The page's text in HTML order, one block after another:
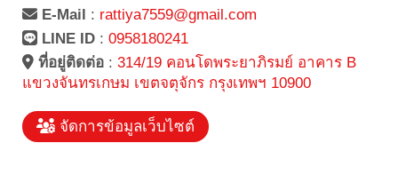
E-Mail : rattiya7559@gmail.com
LINE ID : 0958180241
ที่อยู่ติดต่อ : 314/19 คอนโดพระยาภิรมย์ อาคาร B
แขวงจันทรเกษม เขตจตุจักร กรุงเทพฯ 10900
จัดการข้อมูลเว็บไซต์